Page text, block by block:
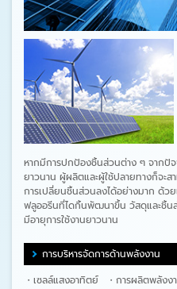
หากมีการปกป้องชิ้นส่วนต่าง ๆ จากปั
ยาวนาน ผู้ผลิตและผู้ใช้ปลายทางก็จะ
การเปลี่ยนชิ้นส่วนลงได้อย่างมาก ด้ว
ฟลูออรีนที่ไดกิ้นพัฒนาขึ้น วัสดุและชิ้นส่
มีอายุการใช้งานยาวนาน
การบริหารจัดการด้านพลังงาน
เซลล์แสงอาทิตย์
การผลิตพลังง